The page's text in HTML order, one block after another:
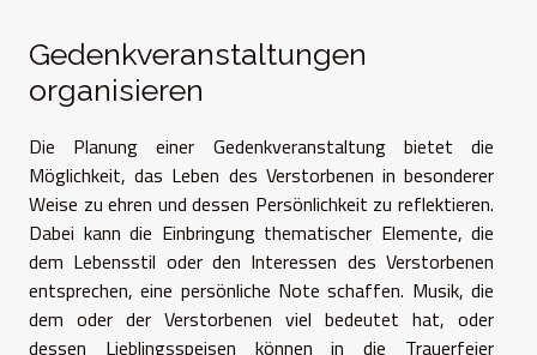
Gedenkveranstaltungen
organisieren
Die Planung einer Gedenkveranstaltung bietet die
Möglichkeit, das Leben des Verstorbenen in besonderer
Weise zu ehren und dessen Persönlichkeit zu reflektieren.
Dabei kann die Einbringung thematischer Elemente, die
dem Lebensstil oder den Interessen des Verstorbenen
entsprechen, eine persönliche Note schaffen. Musik, die
dem oder der Verstorbenen viel bedeutet hat, oder
dessen Lieblingsspeisen können in die Trauerfeier